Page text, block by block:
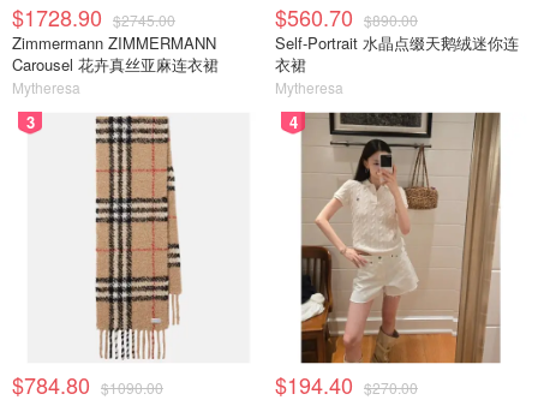
$1728.90 $2745.00
Zimmermann ZIMMERMANN
Carousel 花卉真丝亚麻连衣裙
Mytheresa
$560.70 $890.00
Self-Portrait 水晶点缀天鹅绒迷你连
衣裙
Mytheresa
3
$784.80 $1090.00
4
$194.40 $270.00